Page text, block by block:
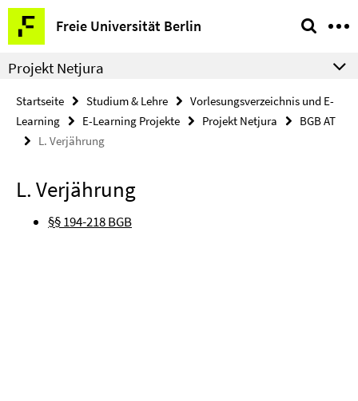
Springe
direkt
zu
Inhalt
Freie Universität Berlin
Service-
Navigation
Projekt Netjura
Startseite Studium & Lehre
Vorlesungsverzeichnis und E-
Learning
E-Learning Projekte Projekt Netjura
BGB AT
L. Verjährung
L. Verjährung
§§ 194-218 BGB